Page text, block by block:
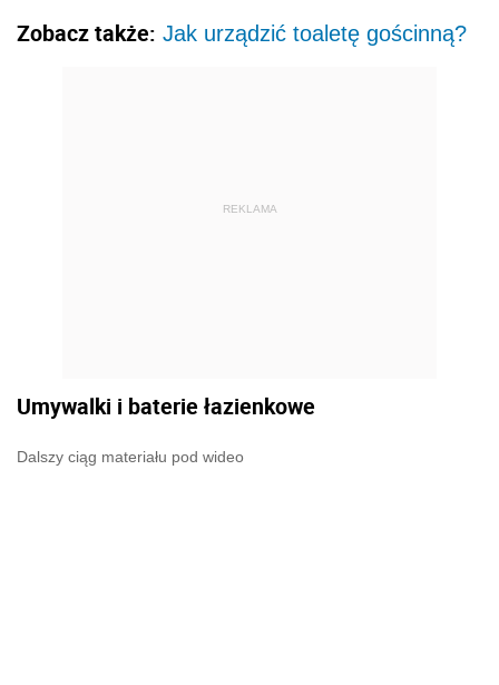
Zobacz także: Jak urządzić toaletę gościnną?
REKLAMA
Umywalki i baterie łazienkowe
Dalszy ciąg materiału pod wideo